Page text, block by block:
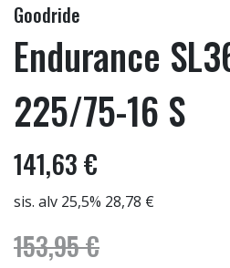
Goodride
Endurance
225/75-16 S
141,63 €
sis. alv 25,5% 28,78 €
153,95 €